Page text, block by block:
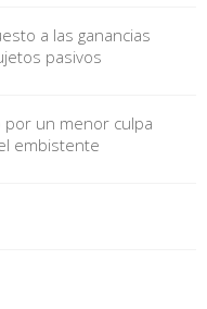
a las ganancias
pasivos
por un menor culpa
embistente